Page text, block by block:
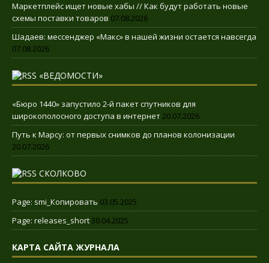
Маркетплейс ищет новые хабы // Как будут работать новые
схемы поставки товаров 07.08.2026
Шадаев: мессенджер «Макс» в нашей жизни остается навсегда
07.08.2026
«ВЕДОМОСТИ»
«Бюро 1440» запустило 2-й пакет спутников для
широкополосного доступа в интернет20.07.2026
Путь к Марсу: от первых снимков до планов колонизации
20.07.2026
СКОЛКОВО
Page: smi_Копировать 03.05.2025
Page: releases_short 30.04.2025
КАРТА САЙТА ЖУРНАЛА